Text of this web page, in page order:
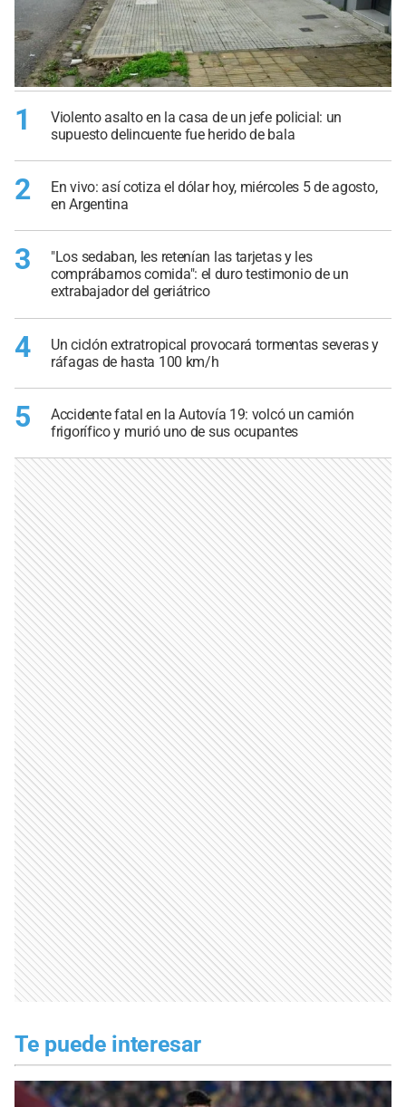
1
Violento asalto en la casa de un jefe policial: un
supuesto delincuente fue herido de bala
2
En vivo: así cotiza el dólar hoy, miércoles 5 de agosto,
en Argentina
3
"Los sedaban, les retenían las tarjetas y les
comprábamos comida": el duro testimonio de un
extrabajador del geriátrico
4
Un ciclón extratropical provocará tormentas severas y
ráfagas de hasta 100 km/h
5
Accidente fatal en la Autovía 19: volcó un camión
frigorífico y murió uno de sus ocupantes
Te puede interesar